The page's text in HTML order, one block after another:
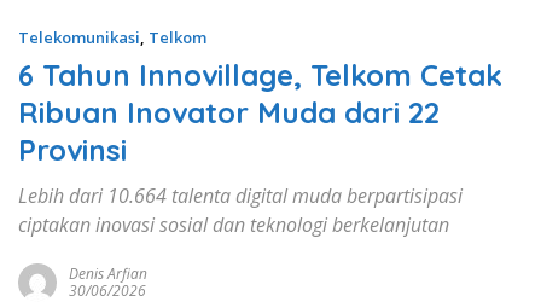
Telekomunikasi, Telkom
6 Tahun Innovillage, Telkom Cetak
Ribuan Inovator Muda dari 22
Provinsi
Lebih dari 10.664 talenta digital muda berpartisipasi
ciptakan inovasi sosial dan teknologi berkelanjutan
Denis Arfian
30/06/2026